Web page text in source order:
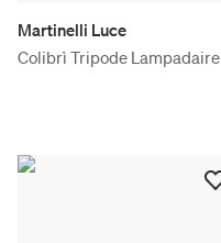
Martinelli Luce
Colibrì Tripode Lampadaire